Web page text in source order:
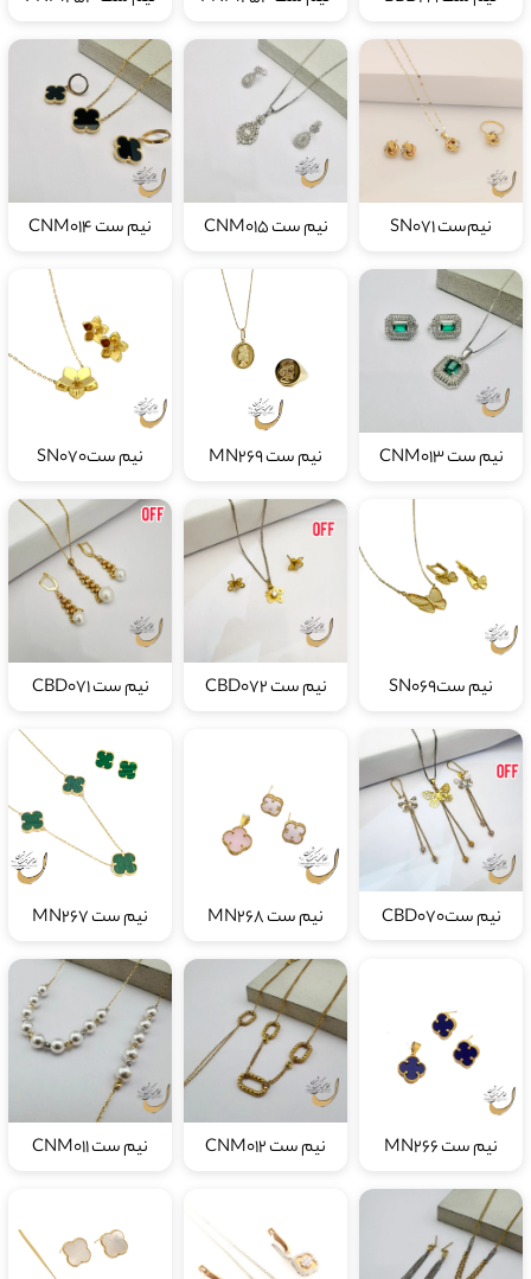
نیم‌ست SN071 نیم ست CNM015 نیم ست CNM014
نیم ست CNM013 نیم ست MN269 نیم ستSN070
نیم ستSN069 نیم ست CBD072 نیم ست CBD071
نیم ستCBD070 نیم ست MN268 نیم ست MN267
نیم ست MN266 نیم ست CNM012 نیم ست CNM011